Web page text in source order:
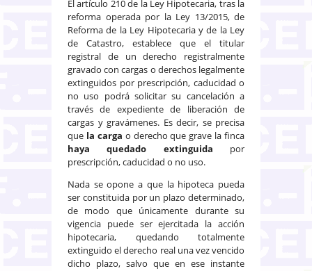
El artículo 210 de la Ley Hipotecaria, tras la
reforma operada por la Ley 13/2015, de
Reforma de la Ley Hipotecaria y de la Ley
de Catastro, establece que el titular
registral de un derecho registralmente
gravado con cargas o derechos legalmente
extinguidos por prescripción, caducidad o
no uso podrá solicitar su cancelación a
través de expediente de liberación de
cargas y gravámenes. Es decir, se precisa
que la carga o derecho que grave la finca
haya quedado extinguida por
prescripción, caducidad o no uso.
Nada se opone a que la hipoteca pueda
ser constituida por un plazo determinado,
de modo que únicamente durante su
vigencia puede ser ejercitada la acción
hipotecaria, quedando totalmente
extinguido el derecho real una vez vencido
dicho plazo, salvo que en ese instante